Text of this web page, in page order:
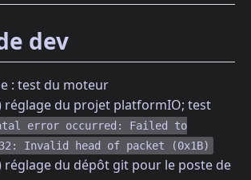
dev
: test du moteur
réglage du projet platformIO; test
error occurred: Failed to
Invalid head of packet (0x1B)
réglage du dépôt git pour le poste de